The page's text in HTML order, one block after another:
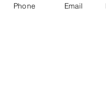
Bunte Farbtöne
Phone Email